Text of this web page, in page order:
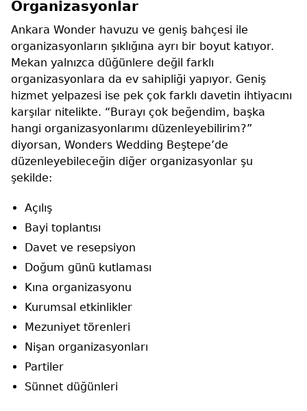
Organizasyonlar
Ankara Wonder havuzu ve geniş bahçesi ile
organizasyonların şıklığına ayrı bir boyut katıyor.
Mekan yalnızca düğünlere değil farklı
organizasyonlara da ev sahipliği yapıyor. Geniş
hizmet yelpazesi ise pek çok farklı davetin ihtiyacını
karşılar nitelikte. “Burayı çok beğendim, başka
hangi organizasyonlarımı düzenleyebilirim?”
diyorsan, Wonders Wedding Beştepe’de
düzenleyebileceğin diğer organizasyonlar şu
şekilde:
Açılış
Bayi toplantısı
Davet ve resepsiyon
Doğum günü kutlaması
Kına organizasyonu
Kurumsal etkinlikler
Mezuniyet törenleri
Nişan organizasyonları
Partiler
Sünnet düğünleri